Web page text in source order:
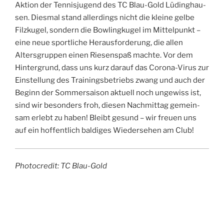
Akti­on der Ten­nis­ju­gend des TC Blau-Gold Lüding­hau­
sen. Dies­mal stand aller­dings nicht die klei­ne gel­be
Filz­ku­gel, son­dern die Bow­ling­ku­gel im Mit­tel­punkt –
eine neue sport­li­che Her­aus­for­de­rung, die allen
Alters­grup­pen einen Rie­sen­spaß mach­te. Vor dem
Hin­ter­grund, dass uns kurz dar­auf das Coro­na-Virus zur
Ein­stel­lung des Trai­nings­be­triebs zwang und auch der
Beginn der Som­mer­sai­son aktu­ell noch unge­wiss ist,
sind wir beson­ders froh, die­sen Nach­mit­tag gemein­
sam erlebt zu haben! Bleibt gesund – wir freu­en uns
auf ein hof­fent­lich bal­di­ges Wie­der­se­hen am Club!
Pho­to­credit: TC Blau-Gold